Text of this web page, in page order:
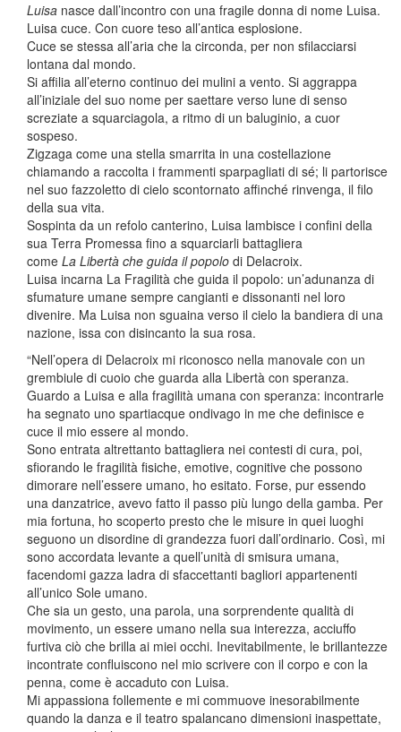
Luisa nasce dall’incontro con una fragile donna di nome Luisa.
Luisa cuce. Con cuore teso all’antica esplosione.
Cuce se stessa all’aria che la circonda, per non sfilacciarsi
lontana dal mondo.
Si affilia all’eterno continuo dei mulini a vento. Si aggrappa
all’iniziale del suo nome per saettare verso lune di senso
screziate a squarciagola, a ritmo di un baluginio, a cuor
sospeso.
Zigzaga come una stella smarrita in una costellazione
chiamando a raccolta i frammenti sparpagliati di sé; li partorisce
nel suo fazzoletto di cielo scontornato affinché rinvenga, il filo
della sua vita.
Sospinta da un refolo canterino, Luisa lambisce i confini della
sua Terra Promessa fino a squarciarli battagliera
come La Libertà che guida il popolo di Delacroix.
Luisa incarna La Fragilità che guida il popolo: un’adunanza di
sfumature umane sempre cangianti e dissonanti nel loro
divenire. Ma Luisa non sguaina verso il cielo la bandiera di una
nazione, issa con disincanto la sua rosa.
“Nell’opera di Delacroix mi riconosco nella manovale con un
grembiule di cuoio che guarda alla Libertà con speranza.
Guardo a Luisa e alla fragilità umana con speranza: incontrarle
ha segnato uno spartiacque ondivago in me che definisce e
cuce il mio essere al mondo.
Sono entrata altrettanto battagliera nei contesti di cura, poi,
sfiorando le fragilità fisiche, emotive, cognitive che possono
dimorare nell’essere umano, ho esitato. Forse, pur essendo
una danzatrice, avevo fatto il passo più lungo della gamba. Per
mia fortuna, ho scoperto presto che le misure in quei luoghi
seguono un disordine di grandezza fuori dall’ordinario. Così, mi
sono accordata levante a quell’unità di smisura umana,
facendomi gazza ladra di sfaccettanti bagliori appartenenti
all’unico Sole umano.
Che sia un gesto, una parola, una sorprendente qualità di
movimento, un essere umano nella sua interezza, acciuffo
furtiva ciò che brilla ai miei occhi. Inevitabilmente, le brillantezze
incontrate confluiscono nel mio scrivere con il corpo e con la
penna, come è accaduto con Luisa.
Mi appassiona follemente e mi commuove inesorabilmente
quando la danza e il teatro spalancano dimensioni inaspettate,